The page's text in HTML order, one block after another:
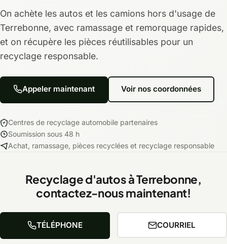
On achète les autos et les camions hors d'usage de
Terrebonne, avec ramassage et remorquage rapides,
et on récupère les pièces réutilisables pour un
recyclage responsable.
Appeler maintenant Voir nos coordonnées
Centres de recyclage automobile partenaires
Soumission sous 48 h
Achat, ramassage, pièces recyclées et recyclage responsable
Recyclage d'autos à Terrebonne,
contactez-nous maintenant!
TÉLÉPHONE COURRIEL